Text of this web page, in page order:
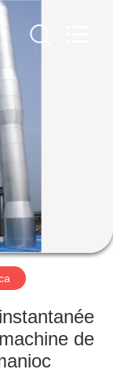
de